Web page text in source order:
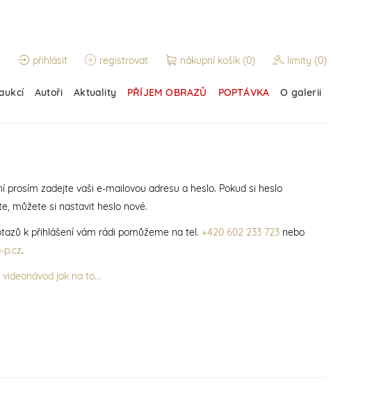
přihlásit registrovat nákupní košík (0) limity (0)
Autoři Aktuality PŘÍJEM OBRAZŮ POPTÁVKA O galerii
prosím zadejte vaši e-mailovou adresu a heslo. Pokud si heslo
můžete si nastavit heslo nové.
k přihlášení vám rádi pomůžeme na tel. +420 602 233 723nebo
p.cz.
jak na to...